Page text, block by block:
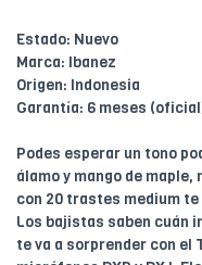
Estado: Nuevo
Marca: Ibanez
Origen: Indonesia
Garantía: 6 meses
Podes esperar un tono
álamo y mango de
con 20 trastes medium
Los bajistas saben cuán
te va a sorprender con el